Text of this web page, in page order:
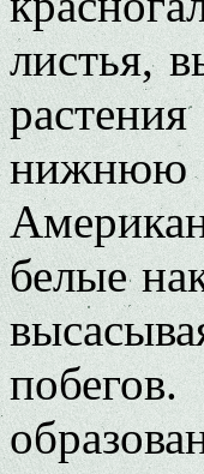
листья,
нижнюю
белые